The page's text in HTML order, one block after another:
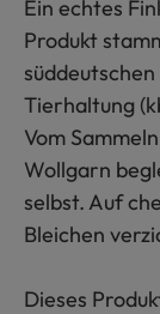
Ein echtes
Produkt
Tierhaltung
Vom
Wollgarn
selbst. Auf
Bleichen
Dieses